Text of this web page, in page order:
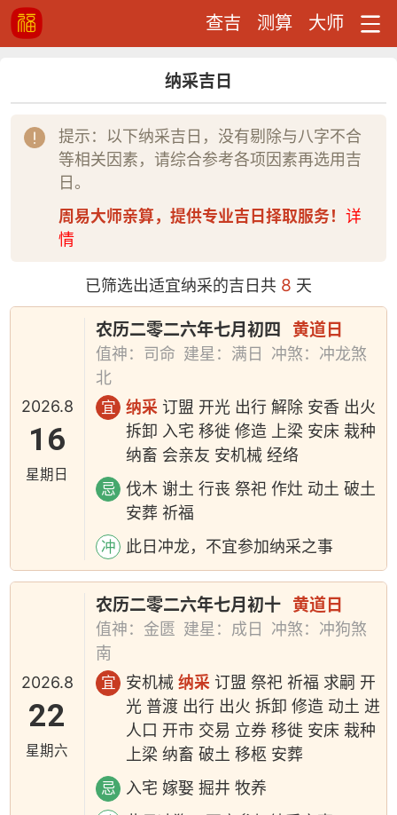
查吉 测算 大师
纳采吉日
提示：以下纳采吉日，没有剔除与八字不合
等相关因素，请综合参考各项因素再选用吉
日。
周易大师亲算，提供专业吉日择取服务！ 详
情
已筛选出适宜纳采的吉日共 8 天
2026.8
16
星期日
农历二零二六年七月初四 黄道日
值神：司命 建星：满日
冲煞：冲龙煞
北
宜 纳采 订盟 开光 出行 解除 安香 出火
拆卸 入宅 移徙 修造 上梁 安床 栽种
纳畜 会亲友 安机械 经络
忌
伐木 谢土 行丧 祭祀 作灶 动土 破土
安葬 祈福
冲 此日冲龙，不宜参加纳采之事
2026.8
22
星期六
农历二零二六年七月初十 黄道日
值神：金匮 建星：成日
冲煞：冲狗煞
南
宜 安机械纳采 订盟 祭祀 祈福 求嗣 开
光 普渡 出行 出火 拆卸 修造 动土 进
人口 开市 交易 立券 移徙 安床 栽种
上梁 纳畜 破土 移柩 安葬
忌 入宅 嫁娶 掘井 牧养